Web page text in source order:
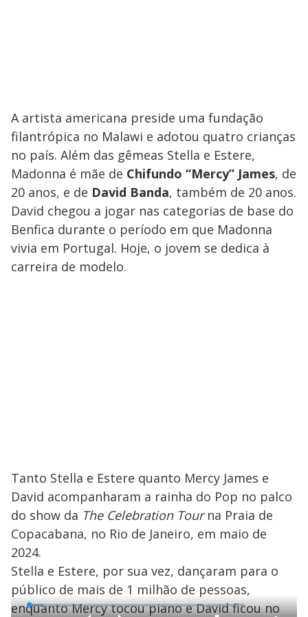
A artista americana preside uma fundação
filantrópica no Malawi e adotou quatro crianças
no país. Além das gêmeas Stella e Estere,
Madonna é mãe de Chifundo “Mercy” James, de
20 anos, e de David Banda, também de 20 anos.
David chegou a jogar nas categorias de base do
Benfica durante o período em que Madonna
vivia em Portugal. Hoje, o jovem se dedica à
carreira de modelo.
Tanto Stella e Estere quanto Mercy James e
David acompanharam a rainha do Pop no palco
do show da The Celebration Tourna Praia de
Copacabana, no Rio de Janeiro, em maio de
2024.
Stella e Estere, por sua vez, dançaram para o
público de mais de 1 milhão de pessoas,
enquanto Mercy tocou piano e David ficou no
L
o